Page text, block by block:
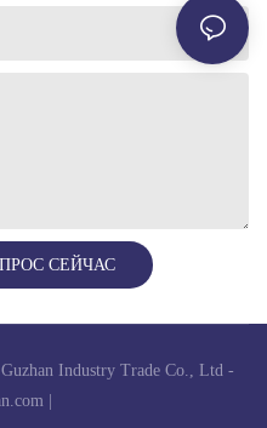
СЕЙЧАС
Industry Trade Co., Ltd -